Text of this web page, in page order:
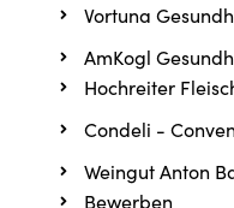
Bewerben
Hochreiter
Condeli -
Weingut Anton
Vortuna
AmKogl